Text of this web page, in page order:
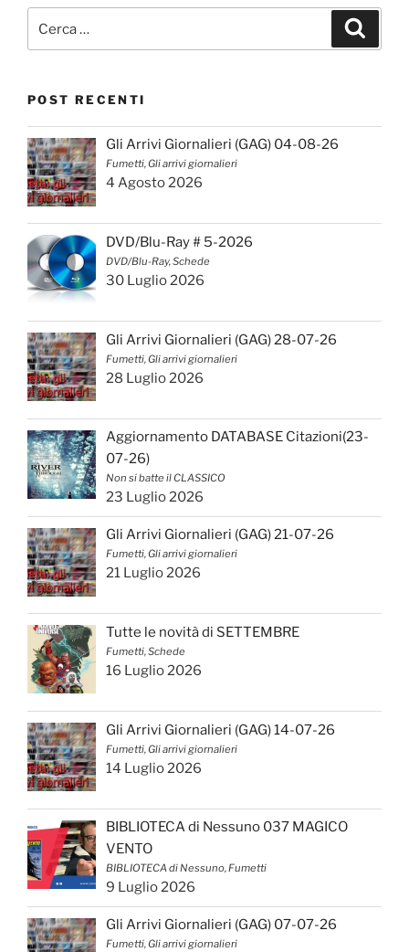
POST RECENTI
Gli Arrivi Giornalieri (GAG) 04-08-26
Fumetti, Gli arrivi giornalieri
4 Agosto 2026
DVD/Blu-Ray # 5-2026
DVD/Blu-Ray, Schede
30 Luglio 2026
Gli Arrivi Giornalieri (GAG) 28-07-26
Fumetti, Gli arrivi giornalieri
28 Luglio 2026
Aggiornamento DATABASE Citazioni(23-
07-26)
Non si batte il CLASSICO
23 Luglio 2026
Gli Arrivi Giornalieri (GAG) 21-07-26
Fumetti, Gli arrivi giornalieri
21 Luglio 2026
Tutte le novità di SETTEMBRE
Fumetti, Schede
16 Luglio 2026
Gli Arrivi Giornalieri (GAG) 14-07-26
Fumetti, Gli arrivi giornalieri
14 Luglio 2026
BIBLIOTECA di Nessuno 037 MAGICO
VENTO
BIBLIOTECA di Nessuno, Fumetti
9 Luglio 2026
Gli Arrivi Giornalieri (GAG) 07-07-26
Fumetti, Gli arrivi giornalieri